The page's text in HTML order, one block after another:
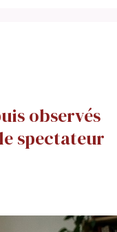
observés
spectateur